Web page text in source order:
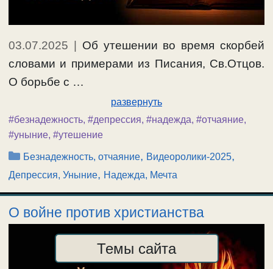
03.07.2025 | Об утешении во время скорбей
словами и примерами из Писания, Св.Отцов.
О борьбе с …
развернуть
#безнадежность, #депрессия, #надежда, #отчаяние,
#уныние, #утешение
Рубрики
Безнадежность, отчаяние, Видеоролики-2025,
Депрессия, Уныние, Надежда, Мечта
О войне против христианства
Темы сайта